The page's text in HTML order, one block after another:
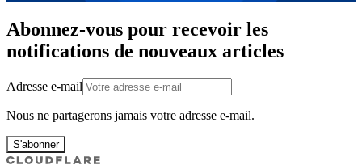
Abonnez-vous pour recevoir les
notifications de nouveaux articles
Adresse e-mail
Nous ne partagerons jamais votre adresse e-mail.
S'abonner